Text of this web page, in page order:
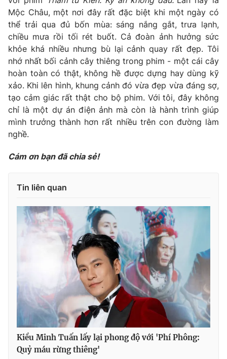
Mộc Châu, một nơi đây rất đặc biệt khi một ngày có
thể trải qua đủ bốn mùa: sáng nắng gắt, trưa lạnh,
chiều mưa rồi tối rét buốt. Cả đoàn ảnh hưởng sức
khỏe khá nhiều nhưng bù lại cảnh quay rất đẹp. Tôi
nhớ nhất bối cảnh cây thiêng trong phim - một cái cây
hoàn toàn có thật, không hề được dựng hay dùng kỹ
xảo. Khi lên hình, khung cảnh đó vừa đẹp vừa đáng sợ,
tạo cảm giác rất thật cho bộ phim. Với tôi, đây không
chỉ là một dự án điện ảnh mà còn là hành trình giúp
mình trưởng thành hơn rất nhiều trên con đường làm
nghề.
Cám ơn bạn đã chia sẻ!
Tin liên quan
Kiều Minh Tuấn lấy lại phong độ với 'Phí Phông:
Quỷ máu rừng thiêng'